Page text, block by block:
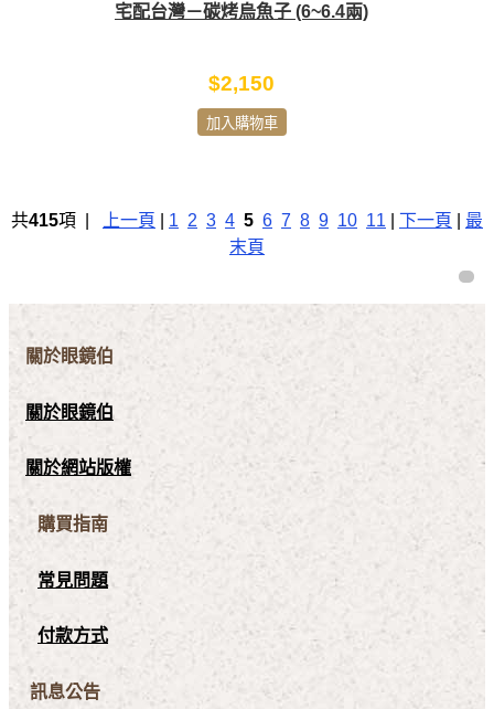
宅配台灣－碳烤烏魚子 (6~6.4兩)
$2,150
加入購物車
共415項 | 上一頁 1 2 3 4 5 6 7 8 9 10 11 下一頁
最
末頁
關於眼鏡伯
關於眼鏡伯
關於網站版權
購買指南
常見問題
付款方式
訊息公告